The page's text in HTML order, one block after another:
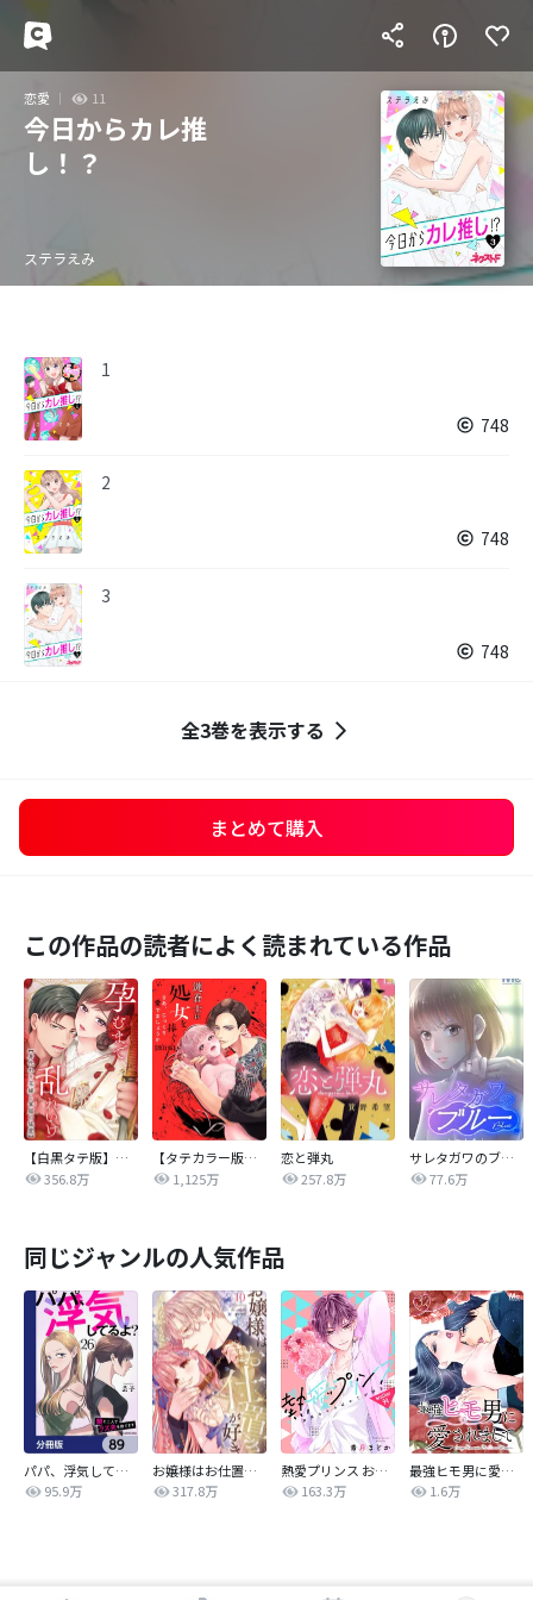
恋愛 11
今日からカレ推
し！？
ステラえみ
1
748
2
748
3
748
全3巻を表示する
まとめて購入
この作品の読者によく読まれている作品
【白黒タテ版】孕むまで乱れいけ～身代わり花嫁と軍服の猛愛
356.8万
【タテカラー版】漣蒼士に処女を捧ぐ～さあ、じっくり愛でましょうか
1,125万
恋と弾丸
257.8万
サレタガワのブルー【タテヨミ】
77.6万
同じジャンルの人気作品
パパ、浮気してるよ？娘と二人でクズ夫を捨てます【分冊版】
95.9万
お嬢様はお仕置きが好き
317.8万
熱愛プリンス お兄ちゃんはキミが好き
163.3万
最強ヒモ男に愛されまして
1.6万